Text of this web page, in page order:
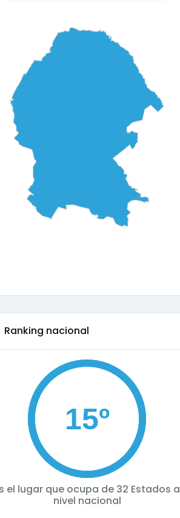
0.5 0.75
ranking nacional
el lugar que ocupa de 32 Estados a
nivel nacional